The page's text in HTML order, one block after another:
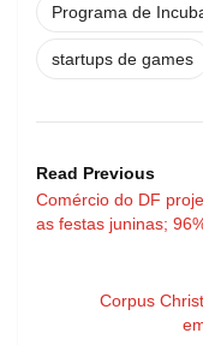
Programa de
startups de games
Read Previous
Comércio do DF
as festas juninas;
Corpus